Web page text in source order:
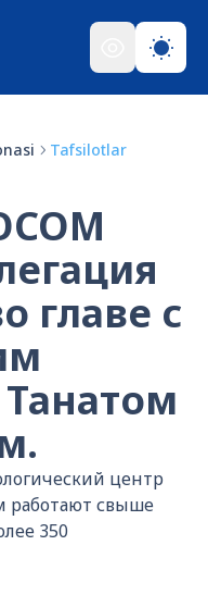
Tafsilotlar
главе с
центр
работают свыше
350